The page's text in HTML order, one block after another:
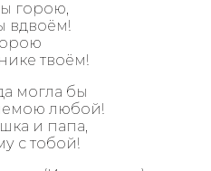
горою,
вдвоём!
твоём!
могла бы
любой!
и папа,
с тобой!